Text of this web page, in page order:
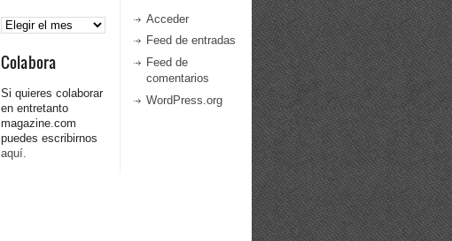
Archivos
Colabora
Si quieres colaborar
en entretanto
magazine.com
puedes escribirnos
aquí.
Acceder
Feed de entradas
Feed de
comentarios
WordPress.org